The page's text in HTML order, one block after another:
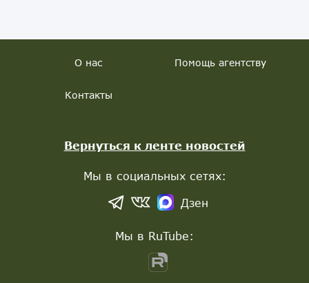
О нас Помощь агентству
Контакты
Вернуться к ленте новостей
Мы в социальных сетях:
Дзен
Мы в RuTube: